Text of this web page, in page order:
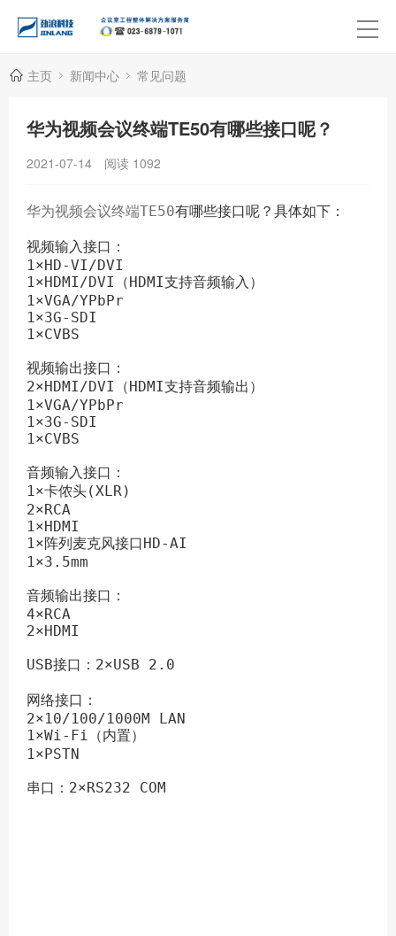
主页 新闻中心 常见问题
华为视频会议终端TE50有哪些接口呢？
2021-07-14 阅读 1092
华为视频会议终端TE50有哪些接口呢？具体如下：
视频输入接口：
1×HD-VI/DVI
1×HDMI/DVI（HDMI支持音频输入）
1×VGA/YPbPr
1×3G-SDI
1×CVBS
视频输出接口：
2×HDMI/DVI（HDMI支持音频输出）
1×VGA/YPbPr
1×3G-SDI
1×CVBS
音频输入接口：
1×卡侬头(XLR)
2×RCA
1×HDMI
1×阵列麦克风接口HD-AI
1×3.5mm
音频输出接口：
4×RCA
2×HDMI
USB接口：2×USB 2.0
网络接口：
2×10/100/1000M LAN
1×Wi-Fi（内置）
1×PSTN
串口：2×RS232 COM